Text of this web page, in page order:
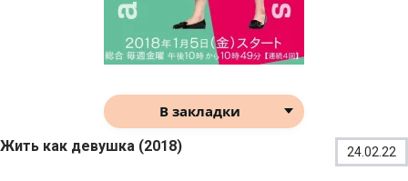
В закладки
Жить как девушка (2018) 24.02.22